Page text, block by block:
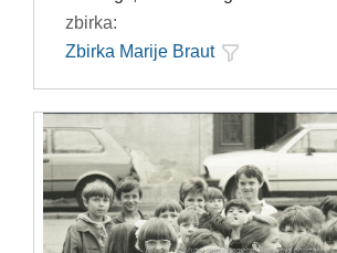
zbirka:
Zbirka Marije Braut